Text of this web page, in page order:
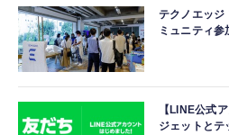
テクノエッジ
ミュニティ参
【LINE公式
ジェットとテ